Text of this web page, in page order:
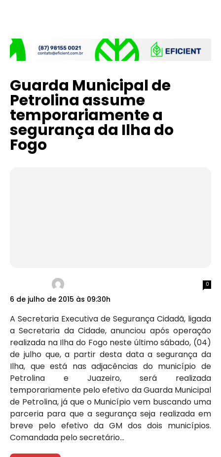
Guarda Municipal de
Petrolina assume
temporariamente a
segurança da Ilha do
Fogo
6 de julho de 2015 às 09:30h
0
A Secretaria Executiva de Segurança Cidadã, ligada
a Secretaria da Cidade, anunciou após operação
realizada na Ilha do Fogo neste último sábado, (04)
de julho que, a partir desta data a segurança da
Ilha, que está nas adjacências do município de
Petrolina e Juazeiro, será realizada
temporariamente pelo efetivo da Guarda Municipal
de Petrolina, já que o Município vem buscando uma
parceria para que a segurança seja realizada em
breve pelo efetivo da GM dos dois municípios.
Comandada pelo secretário...